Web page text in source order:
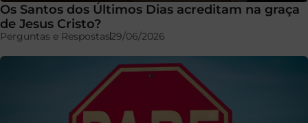
Os Santos dos Últimos Dias acreditam na graça
de Jesus Cristo?
Perguntas e Respostas29/06/2026